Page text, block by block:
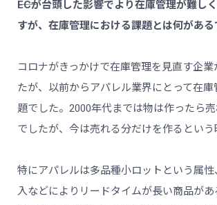
――ECが台頭した影響でより在庫管理が難し
すが、在庫管理における課題とは何がある
コロナがきっかけで在庫管理を見直す企業
たが、以前からアパレル業界にとって在
題でした。2000年代までは物は作ったら
でしたが、今は売れる分だけを作るという
特にアパレルは多品種小ロットという属
入などによりリードタイムが長い商品が